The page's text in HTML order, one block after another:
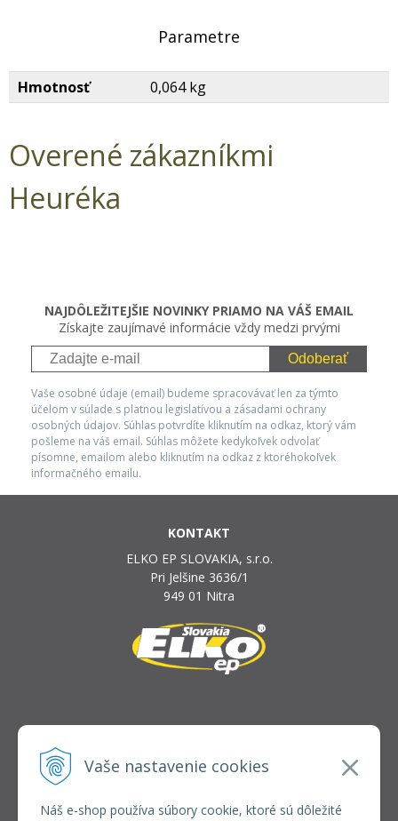
Vaše nastavenie cookies
Náš e-shop používa súbory cookie, ktoré sú dôležité
Parametre
Hmotnosť 0,064 kg
Overené zákazníkmi
Heuréka
NAJDÔLEŽITEJŠIE NOVINKY PRIAMO NA VÁŠ EMAIL
Získajte zaujímavé informácie vždy medzi prvými
Odoberať
Vaše osobné údaje (email) budeme spracovávať len za týmto
účelom v súlade s platnou legislatívou a zásadami ochrany
osobných údajov. Súhlas potvrdíte kliknutím na odkaz, ktorý vám
pošleme na váš email. Súhlas môžete kedykoľvek odvolať
písomne, emailom alebo kliknutím na odkaz z ktoréhokoľvek
informačného emailu.
KONTAKT
ELKO EP SLOVAKIA, s.r.o.
Pri Jelšine 3636/1
949 01 Nitra
INFOLINKA
+421 37 6586 731